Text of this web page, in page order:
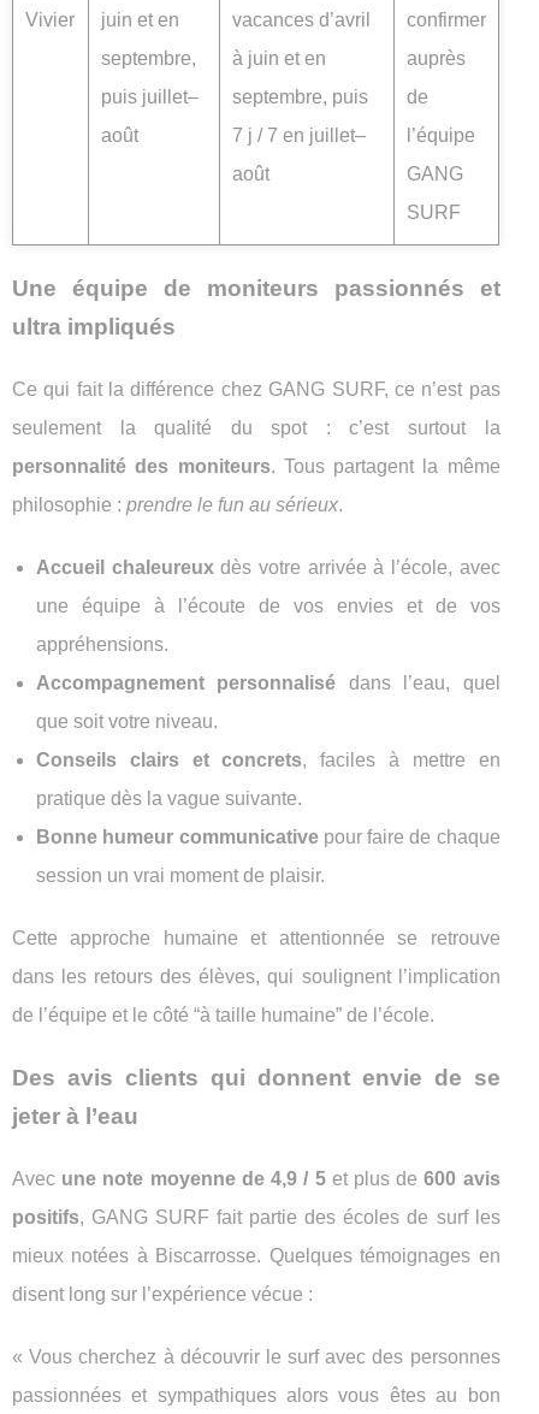
Vivier
juin et en
septembre,
puis juillet–
août
vacances d’avril
à juin et en
septembre, puis
7 j / 7 en juillet–
août
confirmer
auprès
de
l’équipe
GANG
SURF
Une équipe de moniteurs passionnés et
ultra impliqués
Ce qui fait la différence chez GANG SURF, ce n’est pas
seulement la qualité du spot : c’est surtout la
personnalité des moniteurs. Tous partagent la même
philosophie : prendre le fun au sérieux.
Accueil chaleureuxdès votre arrivée à l’école, avec
une équipe à l’écoute de vos envies et de vos
appréhensions.
Accompagnement personnalisé dans l’eau, quel
que soit votre niveau.
Conseils clairs et concrets, faciles à mettre en
pratique dès la vague suivante.
Bonne humeur communicativepour faire de chaque
session un vrai moment de plaisir.
Cette approche humaine et attentionnée se retrouve
dans les retours des élèves, qui soulignent l’implication
de l’équipe et le côté “à taille humaine” de l’école.
Des avis clients qui donnent envie de se
jeter à l’eau
Avec une note moyenne de 4,9 / 5et plus de600 avis
positifs, GANG SURF fait partie des écoles de surf les
mieux notées à Biscarrosse. Quelques témoignages en
disent long sur l’expérience vécue :
« Vous cherchez à découvrir le surf avec des personnes
passionnées et sympathiques alors vous êtes au bon